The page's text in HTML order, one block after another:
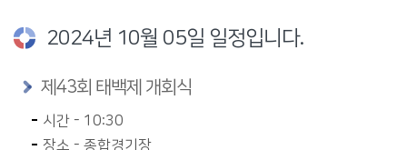
2024년 10월 05일 일정입니다.
제43회 태백제 개회식
시간 - 10:30
장소 - 종합경기장